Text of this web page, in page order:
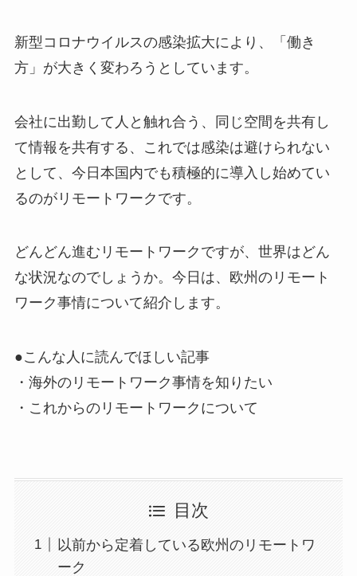
新型コロナウイルスの感染拡大により、「働き
方」が大きく変わろうとしています。
会社に出勤して人と触れ合う、同じ空間を共有し
て情報を共有する、これでは感染は避けられない
として、今日本国内でも積極的に導入し始めてい
るのがリモートワークです。
どんどん進むリモートワークですが、世界はどん
な状況なのでしょうか。今日は、欧州のリモート
ワーク事情について紹介します。
●こんな人に読んでほしい記事
・海外のリモートワーク事情を知りたい
・これからのリモートワークについて
目次
以前から定着している欧州のリモートワ
ーク